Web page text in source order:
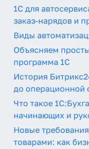
1С для
заказ-нарядов и
Виды
Объясняем
программа 1С
История
до операционной
Что такое
начинающих и
Новые
товарами: как